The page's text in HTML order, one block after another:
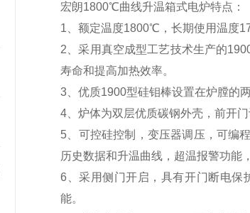
宏朗1800℃曲线升温箱式电炉特点：
1、额定温度1800℃，长期使用温度
2、采用真空成型工艺技术生产的
寿命和提高加热效率。
3、优质1900型硅钼棒设置在炉膛的
4、炉体为双层优质碳钢外壳，前开门
5、可控硅控制，变压器调压，可编
历史数据和升温曲线，超温报警功能
6、采用侧门开启，具有开门断电保
能。